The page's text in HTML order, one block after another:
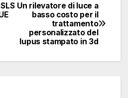
Un rilevatore di luce a
basso costo per il
trattamento
personalizzato del
lupus stampato in 3d